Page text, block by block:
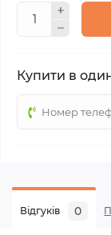
Купити в
Відгуків 0